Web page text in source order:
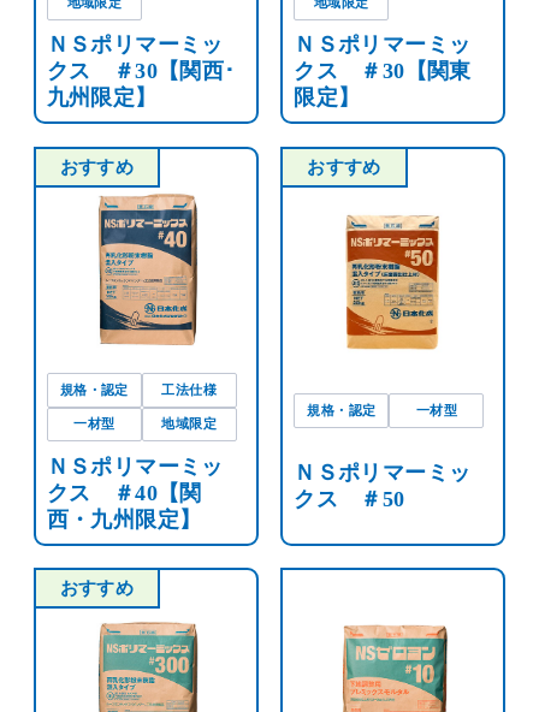
ＮＳポリマーミッ
クス ＃30【関西･
九州限定】
ＮＳポリマーミッ
クス ＃30【関東
限定】
おすすめ
規格・認定 工法仕様
一材型 地域限定
ＮＳポリマーミッ
クス ＃40【関
西・九州限定】
おすすめ
規格・認定 一材型
ＮＳポリマーミッ
クス ＃50
おすすめ